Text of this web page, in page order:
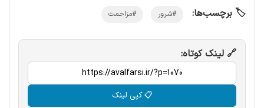
🏷️ برچسب‌ها: #شرور #مزاحمت
🔗 لینک کوتاه:
📋 کپی لینک